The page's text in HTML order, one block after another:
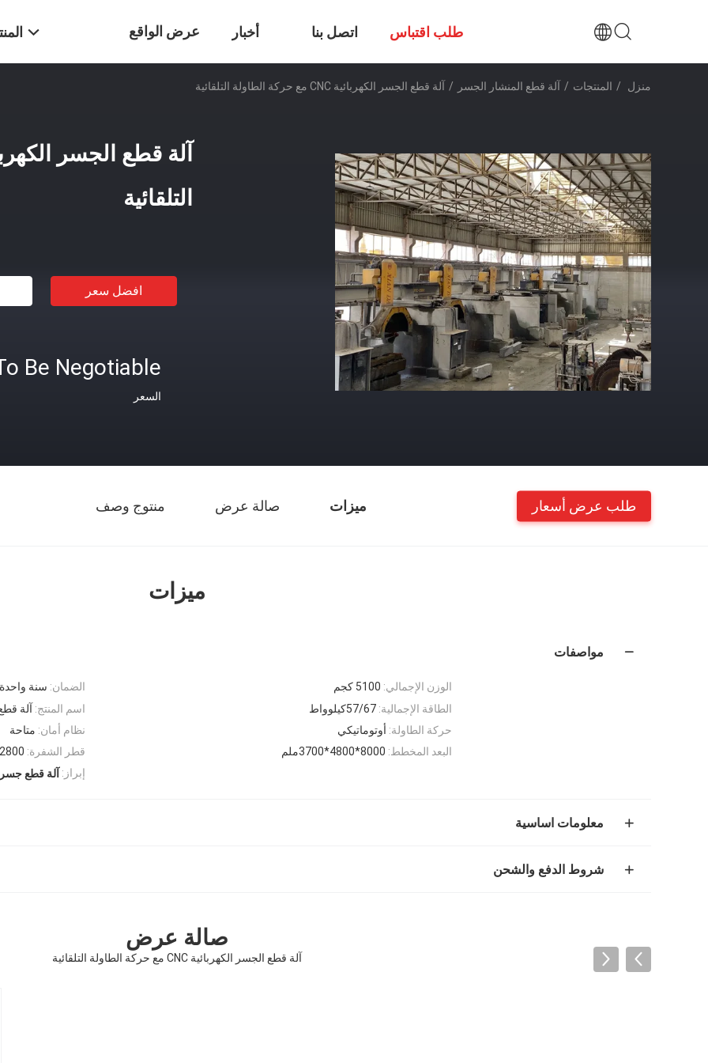
عرض الواقع
الافتراضي
أخبار اتصل بنا طلب اقتباس
منزل / المنتجات / آلة قطع المنشار الجسر / آلة قطع الجسر الكهربائية CNC مع حركة الطاولة التلقائية
التلقائية
افضل سعر
Be Negotiable
السعر
ميزات صالة عرض منتوج وصف طلب عرض أسعار
ميزات
مواصفات
الضمان: سنة واحدة الوزن الإجمالي: 5100 كجم
اسم المنتج: آلة الطاقة الإجمالية: 57/67كيلوواط
نظام أمان: متاحة حركة الطاولة: أوتوماتيكي
قطر الشفرة: 2200- البعد المخطط: 8000*4800*3700ملم
إبراز: آلة قطع جسر CNC
معلومات اساسية
شروط الدفع والشحن
صالة عرض
آلة قطع الجسر الكهربائية CNC مع حركة الطاولة التلقائية